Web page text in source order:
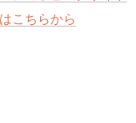
こちらから